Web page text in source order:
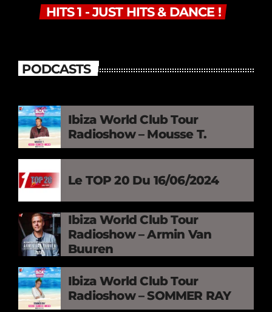
HITS 1 - JUST HITS & DANCE !
PODCASTS
Ibiza World Club Tour
Radioshow – Mousse T.
Le TOP 20 Du 16/06/2024
Ibiza World Club Tour
Radioshow – Armin Van
Buuren
Ibiza World Club Tour
Radioshow – SOMMER RAY